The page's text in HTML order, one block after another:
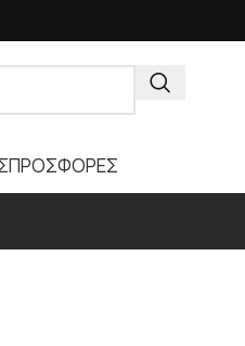
ΠΡΟΣΦΟΡΕΣ